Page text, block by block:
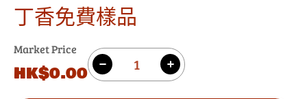
丁香免費樣品
Market Price
原
價
HK$0.00
數
量 減
增